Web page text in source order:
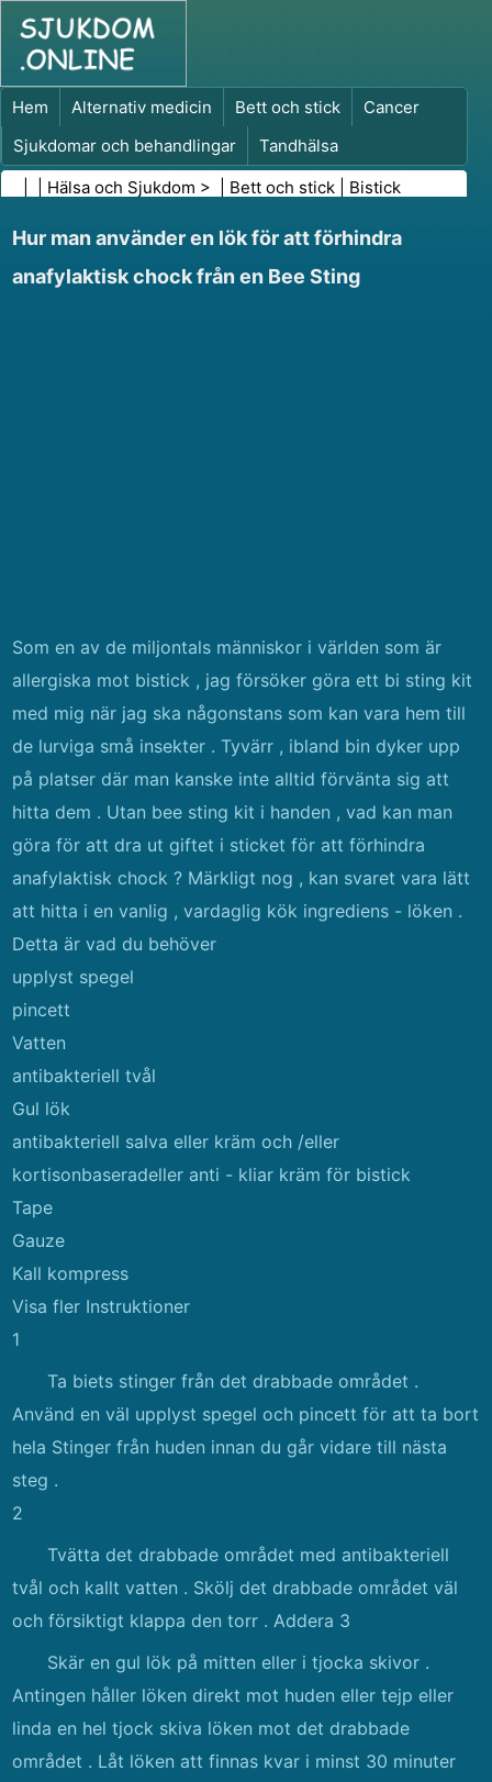
Hem Alternativ medicin Bett och stick
Cancer
Sjukdomar och behandlingar
Tandhälsa
Kost och näring
Familjehälsa
Hälsa och Sjukdom > | Bett och stick Bistick
Hur man använder en lök för att förhindra
anafylaktisk chock från en Bee Sting
Som en av de miljontals människor i världen som är
allergiska mot bistick , jag försöker göra ett bi sting kit
med mig när jag ska någonstans som kan vara hem till
de lurviga små insekter . Tyvärr , ibland bin dyker upp
på platser där man kanske inte alltid förvänta sig att
hitta dem . Utan bee sting kit i handen , vad kan man
göra för att dra ut giftet i sticket för att förhindra
anafylaktisk chock ? Märkligt nog , kan svaret vara lätt
att hitta i en vanlig , vardaglig kök ingrediens - löken .
Detta är vad du behöver
upplyst spegel
pincett
Vatten
antibakteriell tvål
Gul lök
antibakteriell salva eller kräm och /eller
kortisonbaseradeller anti - kliar kräm för bistick
Tape
Gauze
Kall kompress
Visa fler Instruktioner
1
Ta biets stinger från det drabbade området .
Använd en väl upplyst spegel och pincett för att ta bort
hela Stinger från huden innan du går vidare till nästa
steg .
2
Tvätta det drabbade området med antibakteriell
tvål och kallt vatten . Skölj det drabbade området väl
och försiktigt klappa den torr . Addera 3
Skär en gul lök på mitten eller i tjocka skivor .
Antingen håller löken direkt mot huden eller tejp eller
linda en hel tjock skiva löken mot det drabbade
området . Låt löken att finnas kvar i minst 30 minuter